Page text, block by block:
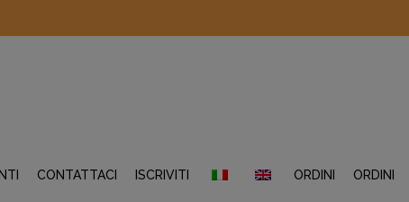
CONTATTACI ISCRIVITI ORDINI ORDINI